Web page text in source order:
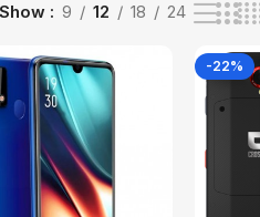
Show 9 12 18 24
-22%